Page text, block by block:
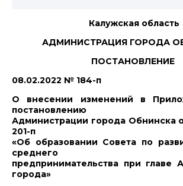
Калужская область
АДМИНИСТРАЦИЯ ГОРОДА
ПОСТАНОВЛЕНИЕ
08.02.2022 № 184-п
О внесении изменений в
постановлению
Администрации города Обнинска
201-п
«Об образовании Совета по
среднего
предпринимательства при главе
города»